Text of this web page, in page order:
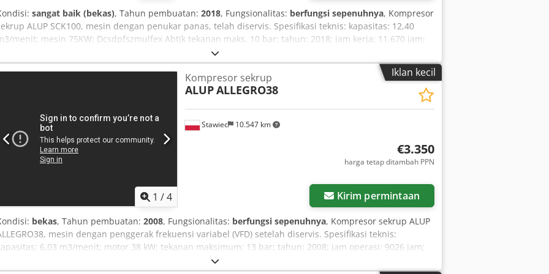
sangat baik (bekas), Tahun pembuatan: 2018, Fungsionalitas: berfungsi sepenuhnya, Kompresor
ALUP SCK100, mesin dengan penukar panas, telah diservis. Spesifikasi teknis: kapasitas: 12,40
menit; mesin 75KW; Dcsdpfszmulfex Abtjk tekanan maks. 10 bar; tahun: 2018; jam kerja: 11.670 jam;
berfungsi penuh, bergaransi. Harga bersih: 27.500 zł Harga bruto: 33.825 zł Berikut adalah
ke video.
Iklan kecil
1 /4
Stawiec 10.547 km
Kompresor sekrup
ALUPALLEGRO38
€3.350
harga tetap ditambah PPN
Kirim permintaan
bekas, Tahun pembuatan: 2008, Fungsionalitas: berfungsi sepenuhnya, Kompresor sekrup ALUP
mesin dengan penggerak frekuensi variabel (VFD) setelah diservis. Spesifikasi teknis:
6,03 m3/menit; motor 38 kW; tekanan maksimum: 13 bar; tahun: 2008; jam operasi: 9026 jam;
berfungsi penuh, dilengkapi garansi. Harga bersih: 14.500 zł Harga bruto: 17.835 zł Berikut